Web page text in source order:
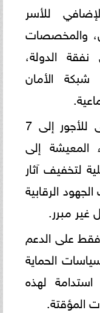
للأسر
والمخصصات
نفقة الدولة،
شبكة الأمان
وأشار إلى أن رفع الحد الأدنى للأجور إلى 7
المعيشة إلى
لتخفيف آثار
الرقابية
غير مبرر.
على الدعم
الحماية
لهذه
المؤقتة.